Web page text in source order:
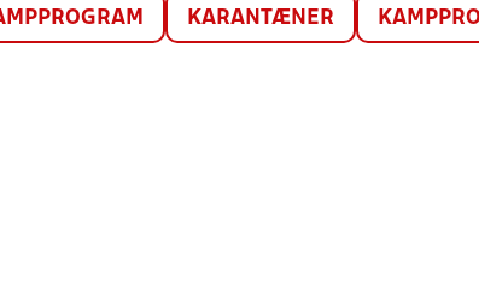
KARANTÆNER